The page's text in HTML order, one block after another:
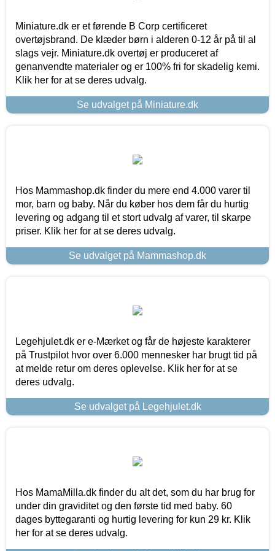
Miniature.dk er et førende B Corp certificeret
overtøjsbrand. De klæder børn i alderen 0-12 år på til al
slags vejr. Miniature.dk overtøj er produceret af
genanvendte materialer og er 100% fri for skadelig kemi.
Klik her for at se deres udvalg.
Se udvalget på Miniature.dk
Hos Mammashop.dk finder du mere end 4.000 varer til
mor, barn og baby. Når du køber hos dem får du hurtig
levering og adgang til et stort udvalg af varer, til skarpe
priser. Klik her for at se deres udvalg.
Se udvalget på Mammashop.dk
Legehjulet.dk er e-Mærket og får de højeste karakterer
på Trustpilot hvor over 6.000 mennesker har brugt tid på
at melde retur om deres oplevelse. Klik her for at se
deres udvalg.
Se udvalget på Legehjulet.dk
Hos MamaMilla.dk finder du alt det, som du har brug for
under din graviditet og den første tid med baby. 60
dages byttegaranti og hurtig levering for kun 29 kr. Klik
her for at se deres udvalg.